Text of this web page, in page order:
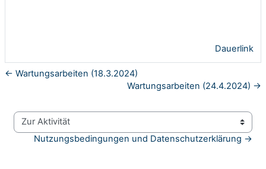
Dauerlink
← Wartungsarbeiten (18.3.2024)
Wartungsarbeiten (24.4.2024) →
Zur Aktivität
Nutzungsbedingungen und Datenschutzerklärung →